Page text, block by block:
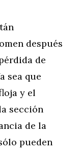
después
de
sea que
y el
sección
de la
pueden